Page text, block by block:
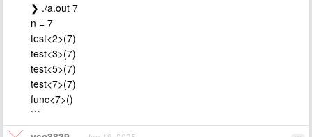
❯ ./a.out 7
n = 7
test<2>(7)
test<3>(7)
test<5>(7)
test<7>(7)
func<7>()
```